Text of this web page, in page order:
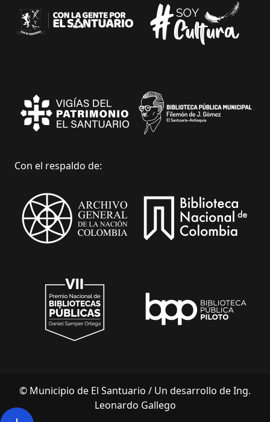
Con el respaldo de:
© Municipio de El Santuario / Un desarrollo de Ing.
Leonardo Gallego